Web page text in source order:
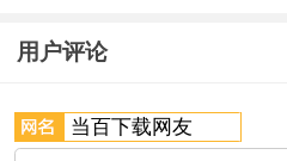
1、个性化主页
用户评论